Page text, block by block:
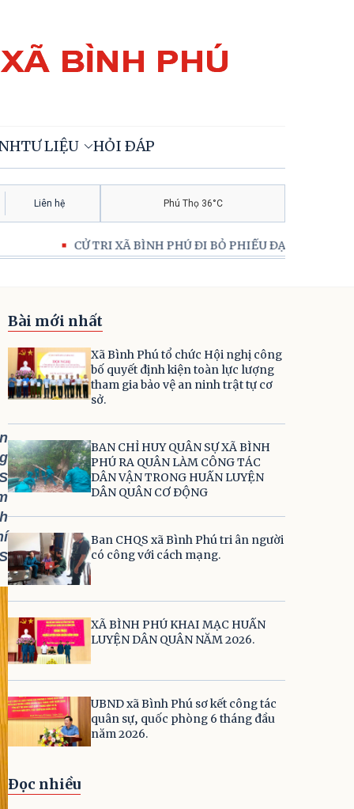
TƯ LIỆU HỎI ĐÁP
Liên hệ Phú Thọ 36°C
CỬ TRI XÃ BÌNH PHÚ ĐI BỎ PHIẾU ĐẠT TỶ LỆ 99,99%
Bài mới nhất
Xã Bình Phú tổ chức Hội nghị công
bố quyết định kiện toàn lực lượng
tham gia bảo vệ an ninh trật tự cơ
sở.
BAN CHỈ HUY QUÂN SỰ XÃ BÌNH
PHÚ RA QUÂN LÀM CÔNG TÁC
DÂN VẬN TRONG HUẤN LUYỆN
DÂN QUÂN CƠ ĐỘNG
Ban CHQS xã Bình Phú tri ân người
có công với cách mạng.
XÃ BÌNH PHÚ KHAI MẠC HUẤN
LUYỆN DÂN QUÂN NĂM 2026.
UBND xã Bình Phú sơ kết công tác
quân sự, quốc phòng 6 tháng đầu
năm 2026.
Đọc nhiều